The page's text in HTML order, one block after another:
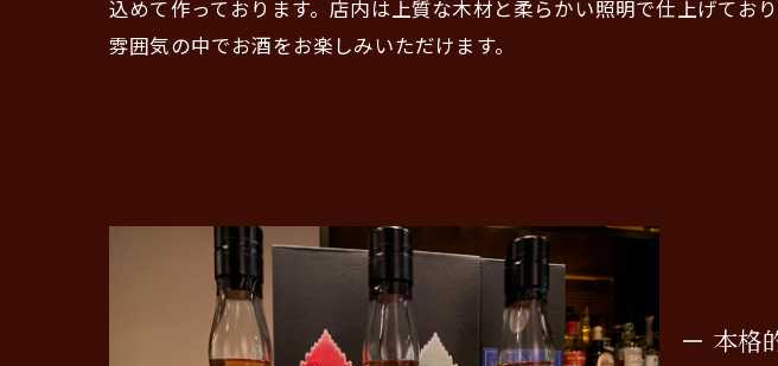
込めて作っております。店内は上質な木材と柔らかい照明で仕上げてお
雰囲気の中でお酒をお楽しみいただけます。
本格